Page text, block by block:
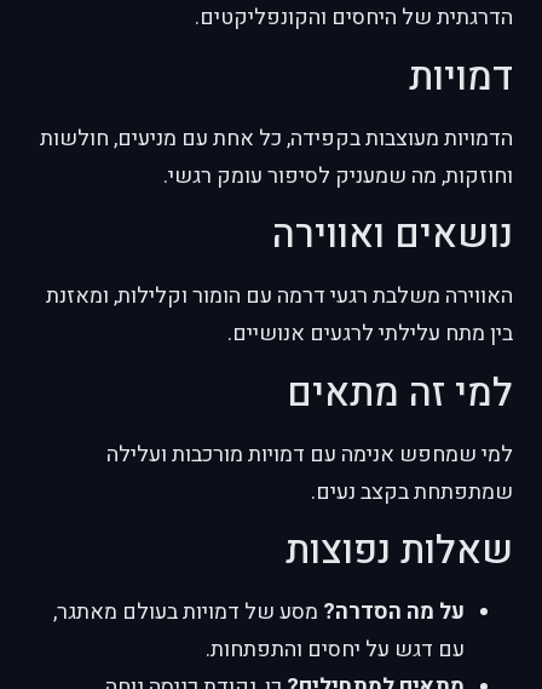
הדרגתית של היחסים והקונפליקטים.
דמויות
הדמויות מעוצבות בקפידה, כל אחת עם מניעים, חולשות
וחוזקות, מה שמעניק לסיפור עומק רגשי.
נושאים ואווירה
האווירה משלבת רגעי דרמה עם הומור וקלילות, ומאזנת
בין מתח עלילתי לרגעים אנושיים.
למי זה מתאים
למי שמחפש אנימה עם דמויות מורכבות ועלילה
שמתפתחת בקצב נעים.
שאלות נפוצות
על מה הסדרה? מסע של דמויות בעולם מאתגר,
עם דגש על יחסים והתפתחות.